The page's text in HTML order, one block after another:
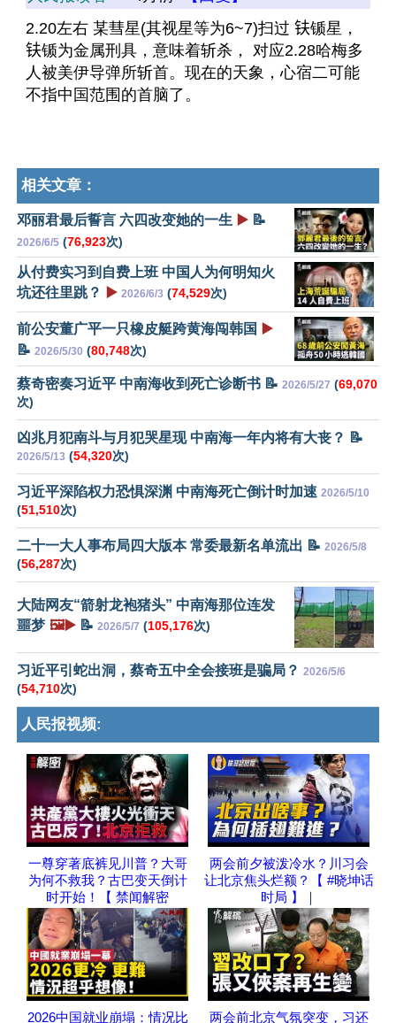
2.20左右 某彗星(其视星等为6~7)扫过 𫓧锧星，
𫓧锧为金属刑具，意味着斩杀， 对应2.28哈梅多
人被美伊导弹所斩首。现在的天象，心宿二可能
不指中国范围的首脑了。
相关文章：
邓丽君最后誓言 六四改变她的一生 ▶️ 📝
2026/6/5 (76,923次)
从付费实习到自费上班 中国人为何明知火
坑还往里跳？
▶️ 2026/6/3 (74,529次)
前公安董广平一只橡皮艇跨黄海闯韩国 ▶️
📝 2026/5/30 (80,748次)
蔡奇密奏习近平 中南海收到死亡诊断书 📝 2026/5/27 (69,070
次)
凶兆月犯南斗与月犯哭星现 中南海一年内将有大丧？ 📝
2026/5/13 (54,320次)
习近平深陷权力恐惧深渊 中南海死亡倒计时加速 2026/5/10
(51,510次)
二十一大人事布局四大版本 常委最新名单流出 📝 2026/5/8
(56,287次)
大陆网友“箭射龙袍猪头” 中南海那位连发
噩梦 🖼️▶️ 📝 2026/5/7 (105,176次)
习近平引蛇出洞，蔡奇五中全会接班是骗局？ 2026/5/6
(54,710次)
人民报视频:
一尊穿著底裤见川普？大哥
为何不救我？古巴变天倒计
时开始！【 禁闻解密
两会前夕被泼冷水？川习会
让北京焦头烂额？【 #晓坤话
时局 】｜
2026中国就业崩塌：情况比
两会前北京气氛突变，习还